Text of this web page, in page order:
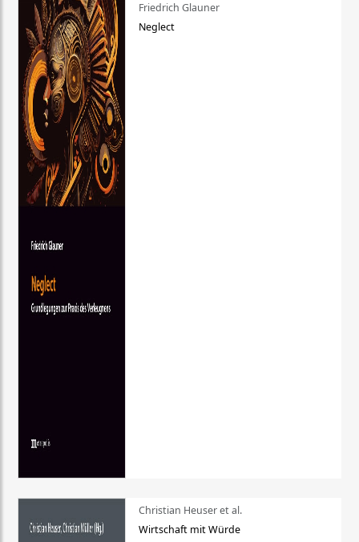
Friedrich Glauner
Neglect
Christian Heuser et al.
Wirtschaft mit Würde